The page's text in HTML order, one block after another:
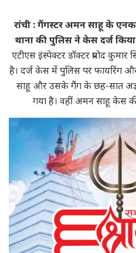
रांची : गैंगस्टर अमन साहू के
थाना की पुलिस ने केस दर्ज किया
एटीएस इंस्पेक्टर डॉक्टर प्रमोद
है। दर्ज केस में पुलिस पर फायरिंग
साहू और उसके गैंग के छह-सात
गया है। वहीं अमन साहू केस